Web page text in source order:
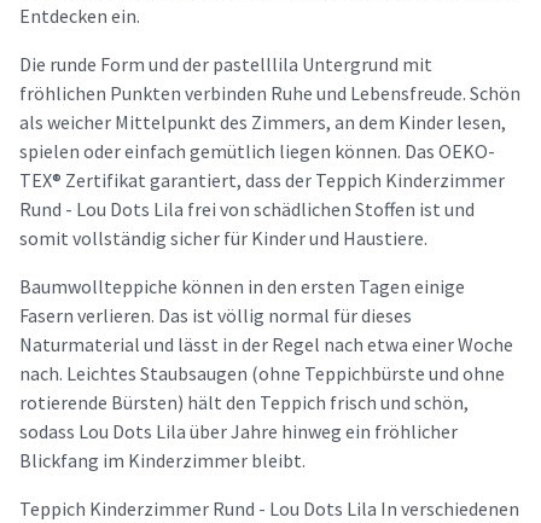
Entdecken ein.
Die runde Form und der pastelllila Untergrund mit
fröhlichen Punkten verbinden Ruhe und Lebensfreude. Schön
als weicher Mittelpunkt des Zimmers, an dem Kinder lesen,
spielen oder einfach gemütlich liegen können. Das OEKO-
TEX® Zertifikat garantiert, dass der Teppich Kinderzimmer
Rund - Lou Dots Lila frei von schädlichen Stoffen ist und
somit vollständig sicher für Kinder und Haustiere.
Baumwollteppiche können in den ersten Tagen einige
Fasern verlieren. Das ist völlig normal für dieses
Naturmaterial und lässt in der Regel nach etwa einer Woche
nach. Leichtes Staubsaugen (ohne Teppichbürste und ohne
rotierende Bürsten) hält den Teppich frisch und schön,
sodass Lou Dots Lila über Jahre hinweg ein fröhlicher
Blickfang im Kinderzimmer bleibt.
Teppich Kinderzimmer Rund - Lou Dots Lila In verschiedenen